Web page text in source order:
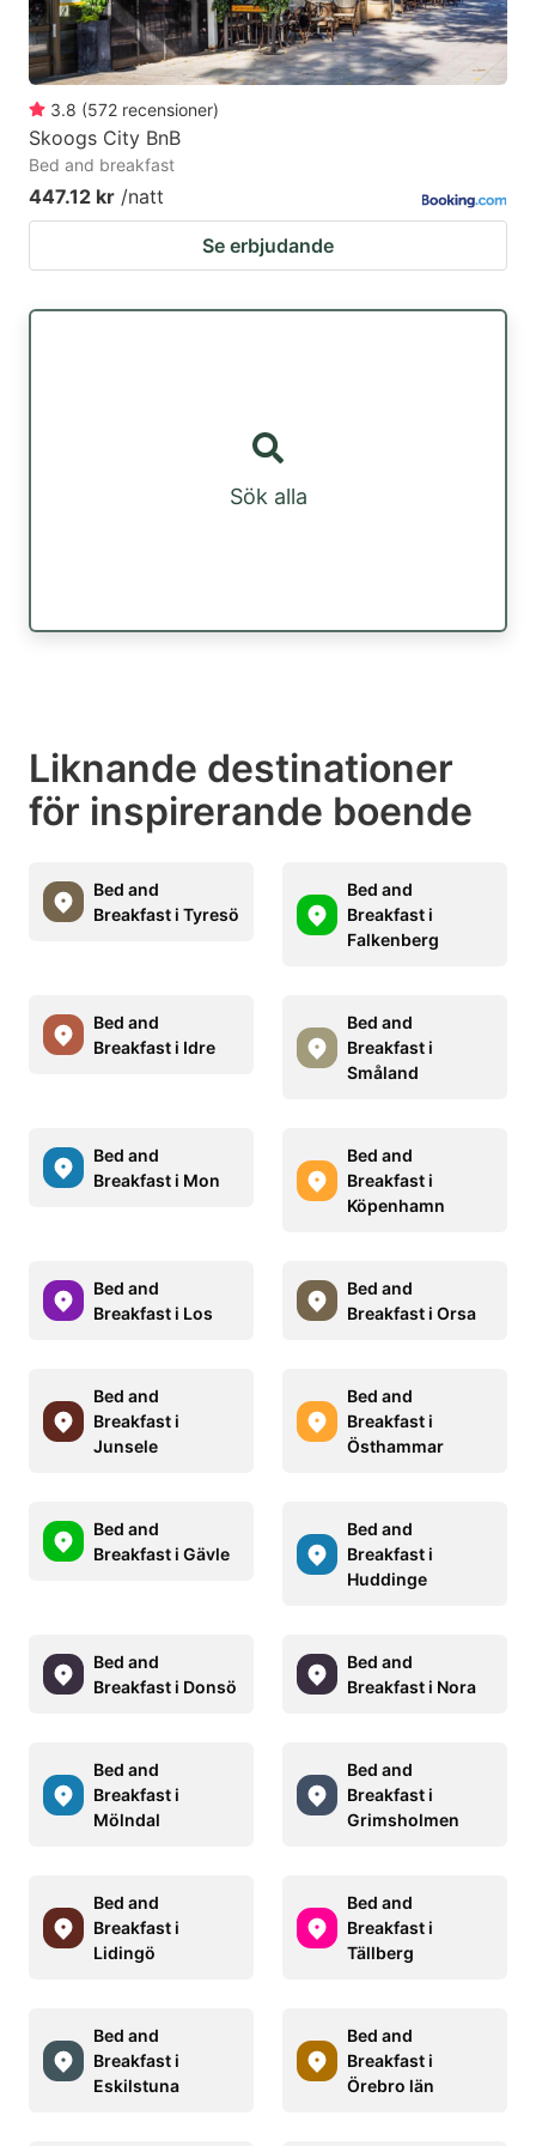
to
get
the
keyboard
shortcuts
for
changing
dates.
to
get
the
changing
dates.
3.8 (572 recensioner)
Skoogs City BnB
Bed and breakfast
447.12 kr /natt
Se erbjudande
Sök alla
Liknande destinationer
för inspirerande boende
Bed and
Breakfast i Tyresö
Bed and
Breakfast i
Falkenberg
Bed and
Breakfast i Idre
Bed and
Breakfast i
Småland
Bed and
Breakfast i Mon
Bed and
Breakfast i
Köpenhamn
Bed and
Breakfast i Los
Bed and
Breakfast i Orsa
Bed and
Breakfast i
Junsele
Bed and
Breakfast i
Östhammar
Bed and
Breakfast i Gävle
Bed and
Breakfast i
Huddinge
Bed and
Breakfast i Donsö
Bed and
Breakfast i Nora
Bed and
Breakfast i
Mölndal
Bed and
Breakfast i
Grimsholmen
Bed and
Breakfast i
Lidingö
Bed and
Breakfast i
Tällberg
Bed and
Breakfast i
Eskilstuna
Bed and
Breakfast i
Örebro län